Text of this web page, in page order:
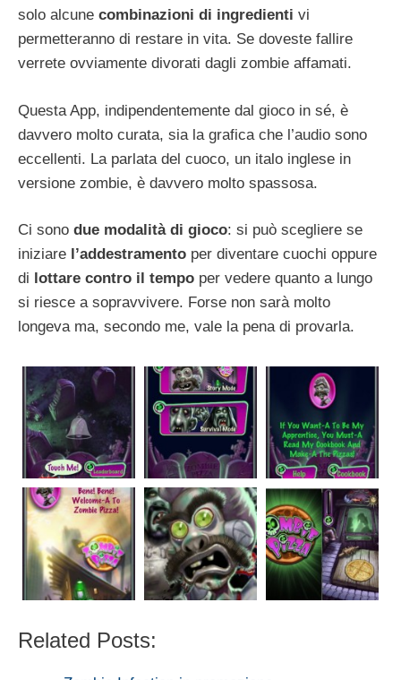
solo alcune combinazioni di ingredienti vi
permetteranno di restare in vita. Se doveste fallire
verrete ovviamente divorati dagli zombie affamati.
Questa App, indipendentemente dal gioco in sé, è
davvero molto curata, sia la grafica che l’audio sono
eccellenti. La parlata del cuoco, un italo inglese in
versione zombie, è davvero molto spassosa.
Ci sono due modalità di gioco: si può scegliere se
iniziare l’addestramento per diventare cuochi oppure
di lottare contro il tempo per vedere quanto a lungo
si riesce a sopravvivere. Forse non sarà molto
longeva ma, secondo me, vale la pena di provarla.
Related Posts: